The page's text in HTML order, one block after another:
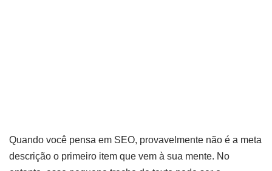
Quando você pensa em SEO, provavelmente não é a meta
descrição o primeiro item que vem à sua mente. No